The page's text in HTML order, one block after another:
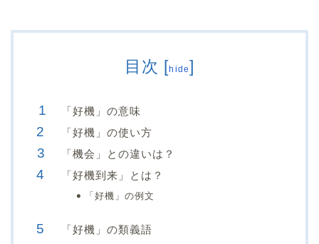
目次 [hide]
「好機」の意味
「好機」の使い方
「機会」との違いは？
「好機到来」とは？
「好機」の例文
「好機」の類義語